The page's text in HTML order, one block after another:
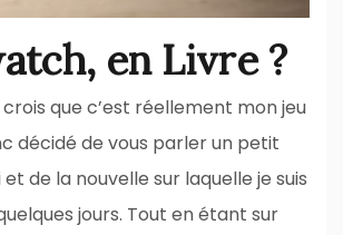
en Livre ?
que c’est réellement mon jeu
décidé de vous parler un petit
de la nouvelle sur laquelle je suis
jours. Tout en étant sur